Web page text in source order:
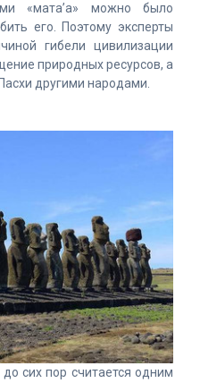
«мата’а» можно было
его. Поэтому эксперты
гибели цивилизации
природных ресурсов, а
другими народами.
сих пор считается одним